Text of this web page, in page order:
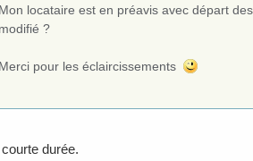
Mon locataire est en préavis avec départ
modifié ?
Merci pour les éclaircissements
durée.